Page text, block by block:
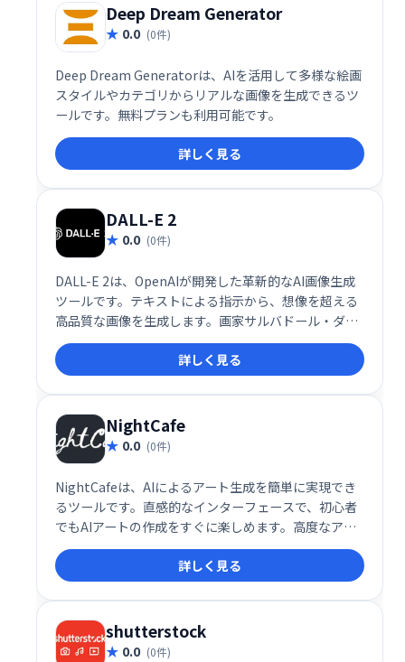
Deep Dream Generator
0.0 (0件)
Deep Dream Generatorは、AIを活用して多様な絵画
スタイルやカテゴリからリアルな画像を生成できるツ
ールです。無料プランも利用可能です。
詳しく見る
DALL-E 2
0.0 (0件)
DALL-E 2は、OpenAIが開発した革新的なAI画像生成
ツールです。テキストによる指示から、想像を超える
高品質な画像を生成します。画家サルバドール・ダリ
と映画監督ウォルト・ディズニーから名前を取った
DALL-E 2は、創造性を刺激し、新たな表現の可能性を
切り開きます。
詳しく見る
NightCafe
0.0 (0件)
NightCafeは、AIによるアート生成を簡単に実現でき
るツールです。直感的なインターフェースで、初心者
でもAIアートの作成をすぐに楽しめます。高度なアル
ゴリズムと豊富なオプションを提供しながら、複雑な
操作は不要。あなたの創造性を解き放ち、独創的なア
ート作品を生み出しましょう。様々なスタイルや設定
を自由に試して、あなただけの傑作を作り上げてくだ
さい。
詳しく見る
shutterstock
0.0 (0件)